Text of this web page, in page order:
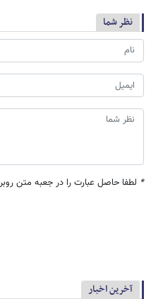
نظر شما
* لطفا حاصل عبارت را در جعبه متن
آخرین اخبار